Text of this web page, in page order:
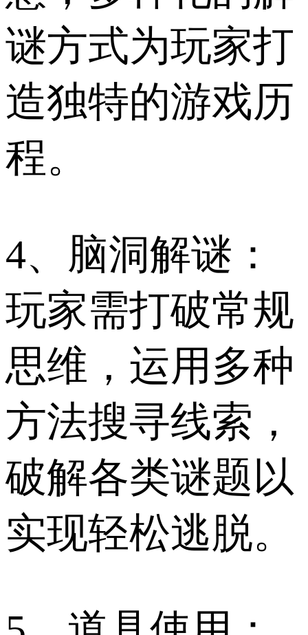
谜方式为玩家打
造独特的游戏历
程。
4、脑洞解谜：
玩家需打破常规
思维，运用多种
方法搜寻线索，
破解各类谜题以
实现轻松逃脱。